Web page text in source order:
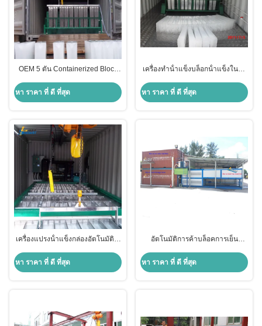
OEM 5 ตัน Containerized Block
แข็ง
หา ราคา ที่ ดี ที่สุด
เครื่องทําน้ําแข็งบล็อกน้ําแข็งในถัง
หา ราคา ที่ ดี ที่สุด
เครื่องแปรงน้ําแข็งกล่องอัตโนมัติ 5
หา ราคา ที่ ดี ที่สุด
อัตโนมัติการค้าบล็อคการเย็น
ตัน
หา ราคา ที่ ดี ที่สุด